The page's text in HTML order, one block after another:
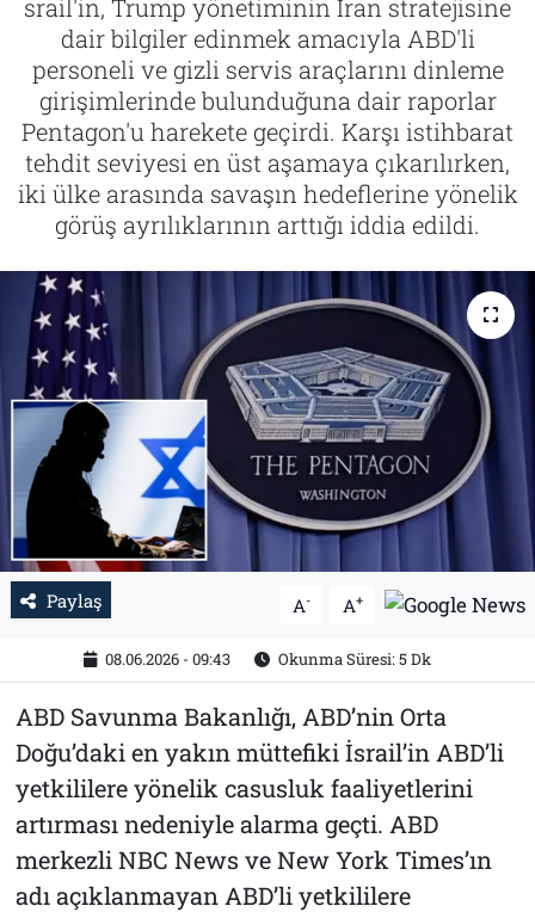
srail'in, Trump yönetiminin İran stratejisine
dair bilgiler edinmek amacıyla ABD'li
personeli ve gizli servis araçlarını dinleme
girişimlerinde bulunduğuna dair raporlar
Pentagon'u harekete geçirdi. Karşı istihbarat
tehdit seviyesi en üst aşamaya çıkarılırken,
iki ülke arasında savaşın hedeflerine yönelik
görüş ayrılıklarının arttığı iddia edildi.
Paylaş A- A+
08.06.2026 - 09:43 Okunma Süresi: 5 Dk
ABD Savunma Bakanlığı, ABD’nin Orta
Doğu’daki en yakın müttefiki İsrail’in ABD’li
yetkililere yönelik casusluk faaliyetlerini
artırması nedeniyle alarma geçti. ABD
merkezli NBC News ve New York Times’ın
adı açıklanmayan ABD’li yetkililere
Tarih
İletişim
Künye